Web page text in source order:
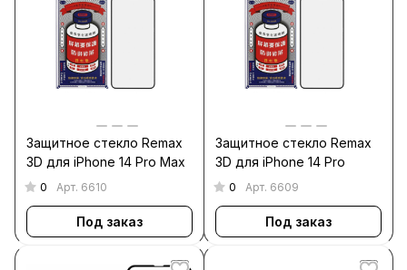
Защитное стекло Remax
3D для iPhone 14 Pro Max
0 Арт. 6610
Под заказ
Защитное стекло Remax
3D для iPhone 14 Pro
0 Арт. 6609
Под заказ